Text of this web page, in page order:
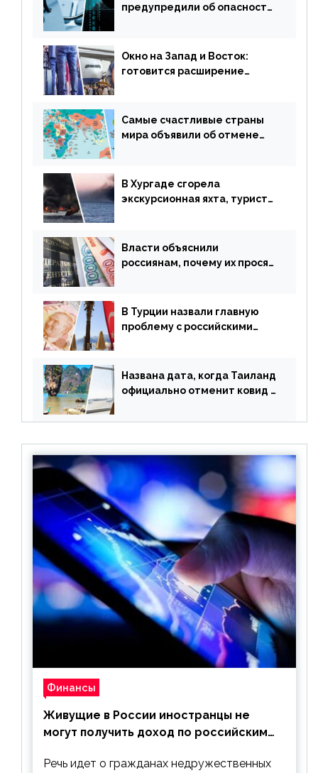
предупредили об опасности
Окно на Запад и Восток:
готовится расширение
Самые счастливые страны
мира объявили об отмене
В Хургаде сгорела
экскурсионная яхта, туристы
Власти объяснили
россиянам, почему их просят
В Турции назвали главную
проблему с российскими
Названа дата, когда Таиланд
официально отменит ковид и
Финансы
Живущие в России иностранцы не
могут получить доход по российским
Речь идет о гражданах недружественных